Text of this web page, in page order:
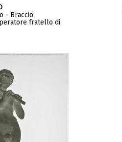
- Braccio
fratello di